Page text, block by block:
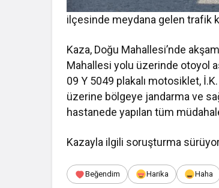
ilçesinde meydana gelen trafik
Kaza, Doğu Mahallesi’nde
Mahallesi yolu üzerinde otoyol
09 Y 5049 plakalı motosiklet,
üzerine bölgeye jandarma ve
hastanede yapılan tüm
Kazayla ilgili soruşturma
Beğendim Harika Haha